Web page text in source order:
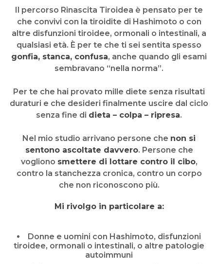
Il percorso Rinascita Tiroidea è pensato per te
che convivi con la tiroidite di Hashimoto o con
altre disfunzioni tiroidee, ormonali o intestinali, a
qualsiasi età. È per te che ti sei sentita spesso
gonfia, stanca, confusa, anche quando gli esami
sembravano “nella norma”.
Per te che hai provato mille diete senza risultati
duraturi e che desideri finalmente uscire dal ciclo
senza fine di dieta – colpa – ripresa.
Nel mio studio arrivano persone che non si
sentono ascoltate davvero. Persone che
vogliono smettere di lottare contro il cibo,
contro la stanchezza cronica, contro un corpo
che non riconoscono più.
Mi rivolgo in particolare a:
Donne e uomini con Hashimoto, disfunzioni
tiroidee, ormonali o intestinali, o altre patologie
autoimmuni